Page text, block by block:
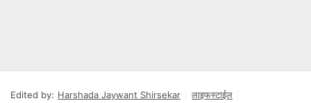
Edited by: Harshada Jaywant Shirsekar
लाइफस्टाईल